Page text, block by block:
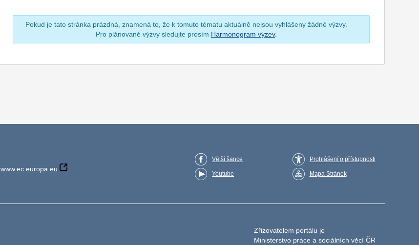
Pokud je tato stránka prázdná, znamená to, že k tomuto tématu aktuálně nejsou vyhlášeny žádné výzvy.
Pro plánované výzvy sledujte prosím Harmonogram výzev.
www.ec.europa.eu
Větší šance
Youtube
Prohlášení o přístupnosti
Mapa Stránek
Zřizovatelem portálu je
Ministerstvo práce a sociálních věcí ČR